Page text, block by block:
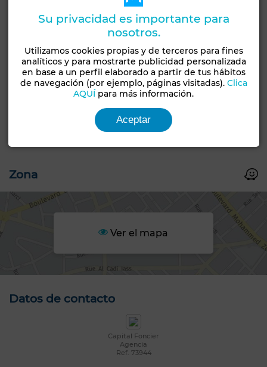
Capital Foncier te ofrece en venta un restaurante de
388m2 compuesto de 260m2 en el suelo, 60m2 de terraza
y 128m2 en entreplanta, el local es conocido y genera un
buen volumen de negocio mensual, para más
información contacta con Mourad al 06 65 18 50 96
FOTOS NO CONTRACTUALES
Características generales
Tipo de propiedad
Zona
Ver el mapa
Datos de contacto
Capital Foncier
Agencia
Ref. 73944
Su privacidad es importante para
nosotros.
Utilizamos cookies propias y de terceros para fines
analíticos y para mostrarte publicidad personalizada
en base a un perfil elaborado a partir de tus hábitos
de navegación (por ejemplo, páginas visitadas). Clica
AQUÍ para más información.
Aceptar